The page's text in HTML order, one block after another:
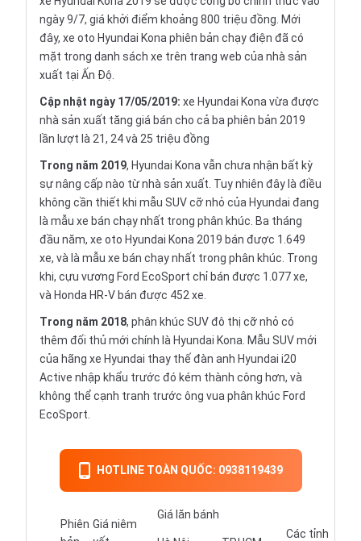
ngày 9/7, giá khởi điểm khoảng 800 triệu đồng. Mới
đây, xe oto Hyundai Kona phiên bản chạy điện đã có
mặt trong danh sách xe trên trang web của nhà sản
xuất tại Ấn Độ.
Cập nhật ngày 17/05/2019: xe Hyundai Kona vừa được
nhà sản xuất tăng giá bán cho cả ba phiên bản 2019
lần lượt là 21, 24 và 25 triệu đồng
Trong năm 2019, Hyundai Kona vẫn chưa nhận bất kỳ
sự nâng cấp nào từ nhà sản xuất. Tuy nhiên đây là điều
không cần thiết khi mẫu SUV cỡ nhỏ của Hyundai đang
là mẫu xe bán chạy nhất trong phân khúc. Ba tháng
đầu năm, xe oto Hyundai Kona 2019 bán được 1.649
xe, và là mẫu xe bán chạy nhất trong phân khúc. Trong
khi, cựu vương Ford EcoSport chỉ bán được 1.077 xe,
và Honda HR-V bán được 452 xe.
Trong năm 2018, phân khúc SUV đô thị cỡ nhỏ có
thêm đối thủ mới chính là Hyundai Kona. Mẫu SUV mới
của hãng xe Hyundai thay thế đàn anh Hyundai i20
Active nhập khẩu trước đó kém thành công hơn, và
không thể cạnh tranh trước ông vua phân khúc Ford
EcoSport.
HOTLINE TOÀN QUỐC: 0938119439
Phiên Giá niêm
Giá lăn bánh
Các tỉnh